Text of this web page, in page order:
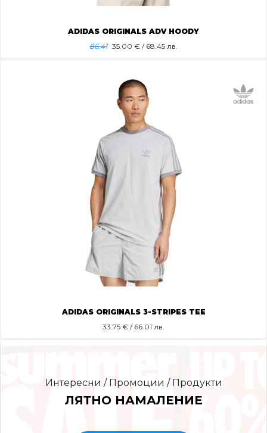
ADIDAS ORIGINALS ADV HOODY
86.41 35.00 € / 68.45 лв.
ADIDAS ORIGINALS 3-STRIPES TEE
33.75 € / 66.01 лв.
Интересни / Промоции / Продукти
ЛЯТНО НАМАЛЕНИЕ